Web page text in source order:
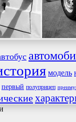
модель
первый полуприцеп